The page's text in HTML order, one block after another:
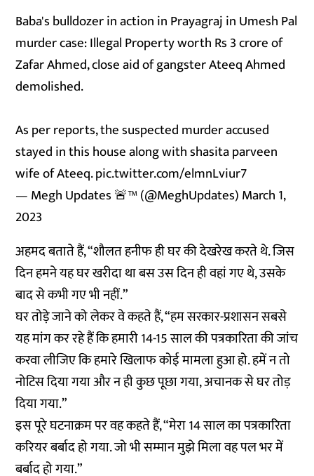
Baba's bulldozer in action in Prayagraj in Umesh Pal
murder case: Illegal Property worth Rs 3 crore of
Zafar Ahmed, close aid of gangster Ateeq Ahmed
demolished.
As per reports, the suspected murder accused
stayed in this house along with shasita parveen
wife of Ateeq.pic.twitter.com/elmnLviur7
— Megh Updates 🚨™ (@MeghUpdates)March 1,
2023
अहमद बताते हैं, “शौलत हनीफ ही घर की देखरेख करते थे. जिस
दिन हमने यह घर खरीदा था बस उस दिन ही वहां गए थे, उसके
बाद से कभी गए भी नहीं.”
घर तोड़े जाने को लेकर वे कहते हैं, “हम सरकार-प्रशासन सबसे
यह मांग कर रहे हैं कि हमारी 14-15 साल की पत्रकारिता की जांच
करवा लीजिए कि हमारे खिलाफ कोई मामला हुआ हो. हमें न तो
नोटिस दिया गया और न ही कुछ पूछा गया, अचानक से घर तोड़
दिया गया.”
इस पूरे घटनाक्रम पर वह कहते हैं, “मेरा 14 साल का पत्रकारिता
करियर बर्बाद हो गया. जो भी सम्मान मुझे मिला वह पल भर में
बर्बाद हो गया.”